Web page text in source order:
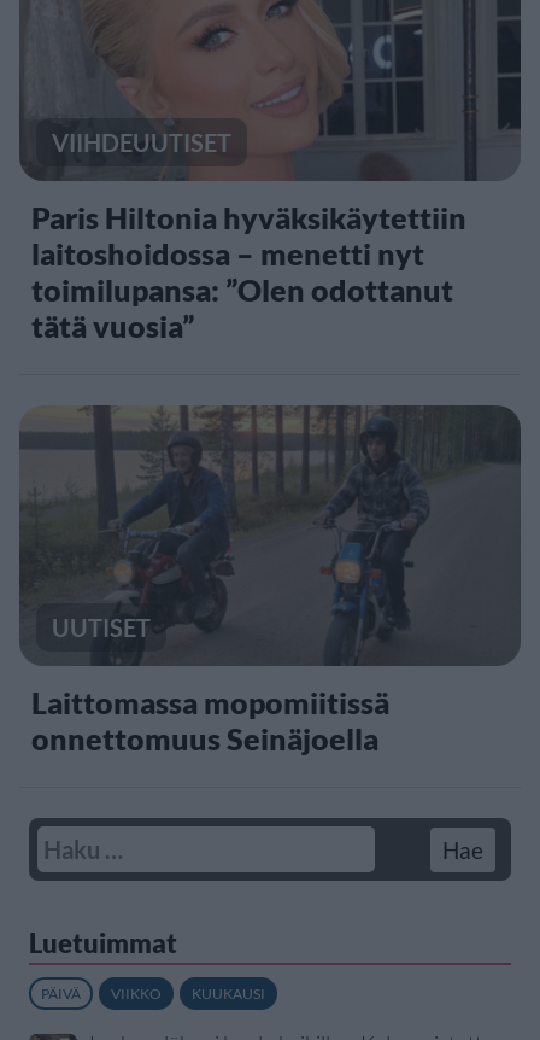
VIIHDEUUTISET
Paris Hiltonia hyväksikäytettiin
laitoshoidossa – menetti nyt
toimilupansa: ”Olen odottanut
tätä vuosia”
UUTISET
Laittomassa mopomiitissä
onnettomuus Seinäjoella
Luetuimmat
PÄIVÄ VIIKKO KUUKAUSI